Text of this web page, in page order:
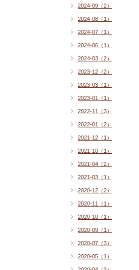
2024-09（2）
2024-08（1）
2024-07（1）
2024-06（1）
2024-03（2）
2023-12（2）
2023-03（1）
2023-01（1）
2022-11（3）
2022-01（2）
2021-12（1）
2021-10（1）
2021-04（2）
2021-03（1）
2020-12（2）
2020-11（1）
2020-10（1）
2020-09（1）
2020-07（3）
2020-05（1）